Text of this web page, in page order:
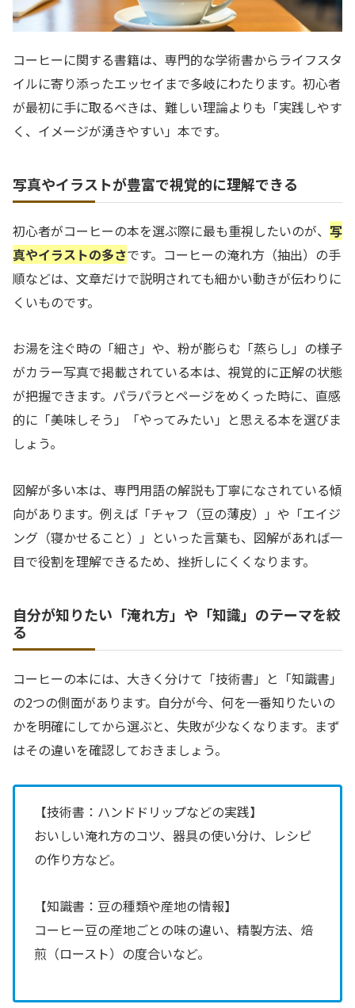
コーヒーに関する書籍は、専門的な学術書からライフスタ
イルに寄り添ったエッセイまで多岐にわたります。初心者
が最初に手に取るべきは、難しい理論よりも「実践しやす
く、イメージが湧きやすい」本です。
写真やイラストが豊富で視覚的に理解できる
初心者がコーヒーの本を選ぶ際に最も重視したいのが、 写
真やイラストの多さです。コーヒーの淹れ方（抽出）の手
順などは、文章だけで説明されても細かい動きが伝わりに
くいものです。
お湯を注ぐ時の「細さ」や、粉が膨らむ「蒸らし」の様子
がカラー写真で掲載されている本は、視覚的に正解の状態
が把握できます。パラパラとページをめくった時に、直感
的に「美味しそう」「やってみたい」と思える本を選びま
しょう。
図解が多い本は、専門用語の解説も丁寧になされている傾
向があります。例えば「チャフ（豆の薄皮）」や「エイジ
ング（寝かせること）」といった言葉も、図解があれば一
目で役割を理解できるため、挫折しにくくなります。
自分が知りたい「淹れ方」や「知識」のテーマを絞
る
コーヒーの本には、大きく分けて「技術書」と「知識書」
の2つの側面があります。自分が今、何を一番知りたいの
かを明確にしてから選ぶと、失敗が少なくなります。まず
はその違いを確認しておきましょう。
【技術書：ハンドドリップなどの実践】
おいしい淹れ方のコツ、器具の使い分け、レシピ
の作り方など。
【知識書：豆の種類や産地の情報】
コーヒー豆の産地ごとの味の違い、精製方法、焙
煎（ロースト）の度合いなど。